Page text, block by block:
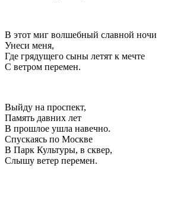
В этот миг волшебный славной ночи
Унеси меня,
Где грядущего сыны летят к мечте
С ветром перемен.
Выйду на проспект,
Память давних лет
В прошлое ушла навечно.
Спускаясь по Москве
В Парк Культуры, в сквер,
Слышу ветер перемен.